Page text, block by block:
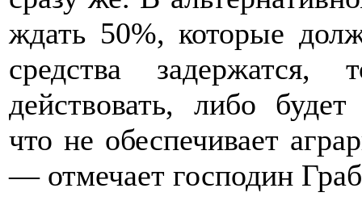
ждать 50%, которые
средства
действовать, либо
что не обеспечивает
— отмечает господин